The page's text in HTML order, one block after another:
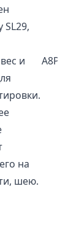
SL29,
и
на
шею.
A8P